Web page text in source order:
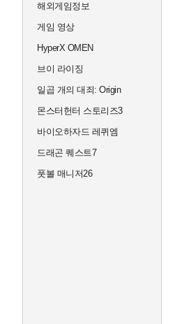
해외게임정보
게임 영상
HyperX OMEN
브이 라이징
일곱 개의 대죄: Origin
몬스터헌터 스토리즈3
바이오하자드 레퀴엠
드래곤 퀘스트7
풋볼 매니저26